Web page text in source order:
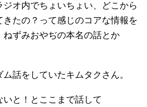
オ内でちょいちょい、どこから
きたの？って感じのコアな情報を
ねずみおやぢの本名の話とか
話をしていたキムタクさん。
いと！とここまで話して